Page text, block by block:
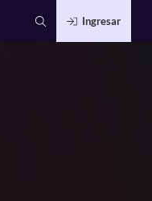
Ingresar